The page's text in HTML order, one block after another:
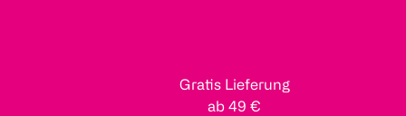
Gratis Lieferung
ab 49 €